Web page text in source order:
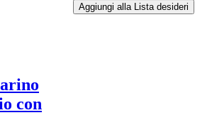
Aggiungi alla Lista desideri
con